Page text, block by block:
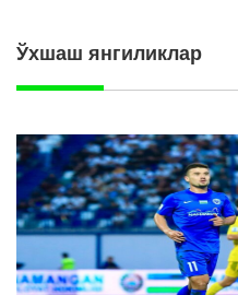
Ўхшаш янгиликлар